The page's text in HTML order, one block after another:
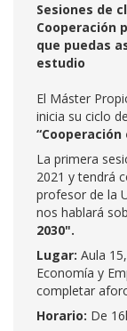
Sesiones de
Cooperación
que puedas
estudio
El Máster
inicia su ciclo
La primera
2021 y tendrá
profesor de la
nos hablará
2030".
Lugar: Aula
Economía y
completar
Horario: De